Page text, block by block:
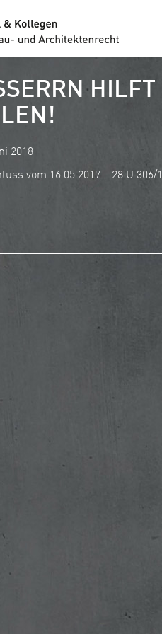
2018
vom 16.05.2017 – 28 U 306/